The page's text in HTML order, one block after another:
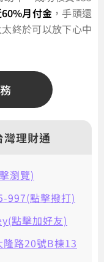
月付金 ，手頭還
終於可以放下心中
理財通
瀏覽)
997(點擊撥打)
點擊加好友)
路20號B棟13